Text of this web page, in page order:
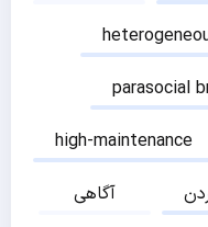
parasocial
high-maintenance
آگاهی